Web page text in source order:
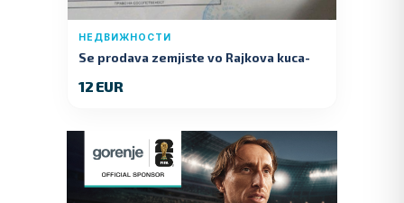
НЕДВИЖНОСТИ
Se prodava zemjiste vo Rajkova kuca-
12 EUR